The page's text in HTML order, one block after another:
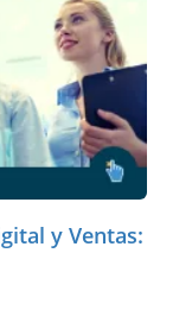
y Ventas: